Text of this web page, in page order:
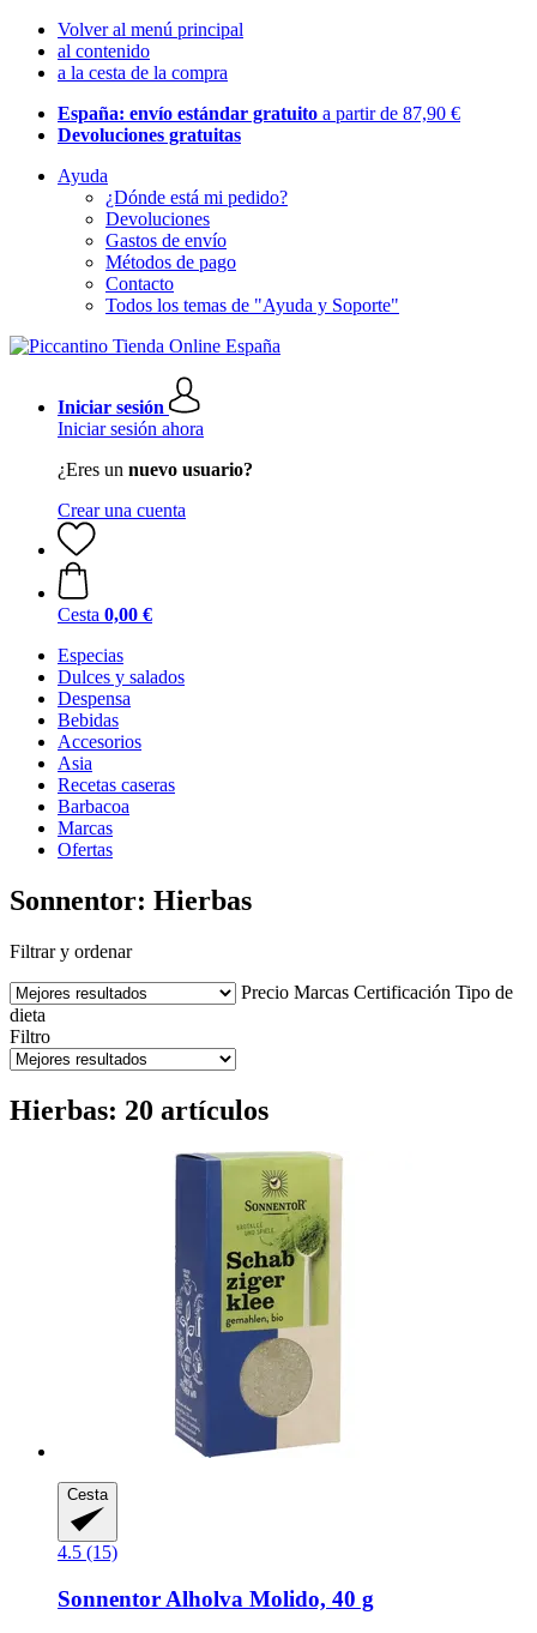
Volver al menú principal
al contenido
a la cesta de la compra
España: envío estándar gratuito a partir de 87,90 €
Devoluciones gratuitas
Ayuda
¿Dónde está mi pedido?
Devoluciones
Gastos de envío
Métodos de pago
Contacto
Todos los temas de "Ayuda y Soporte"
Iniciar sesión
Iniciar sesión ahora
¿Eres un nuevo usuario?
Crear una cuenta
Cesta 0,00 €
Especias
Dulces y salados
Despensa
Bebidas
Accesorios
Asia
Recetas caseras
Barbacoa
Marcas
Ofertas
Sonnentor: Hierbas
Filtrar y ordenar
Precio Marcas Certificación Tipo de
dieta
Filtro
Hierbas: 20 artículos
Cesta
4.5 (15)
Sonnentor Alholva Molido, 40 g